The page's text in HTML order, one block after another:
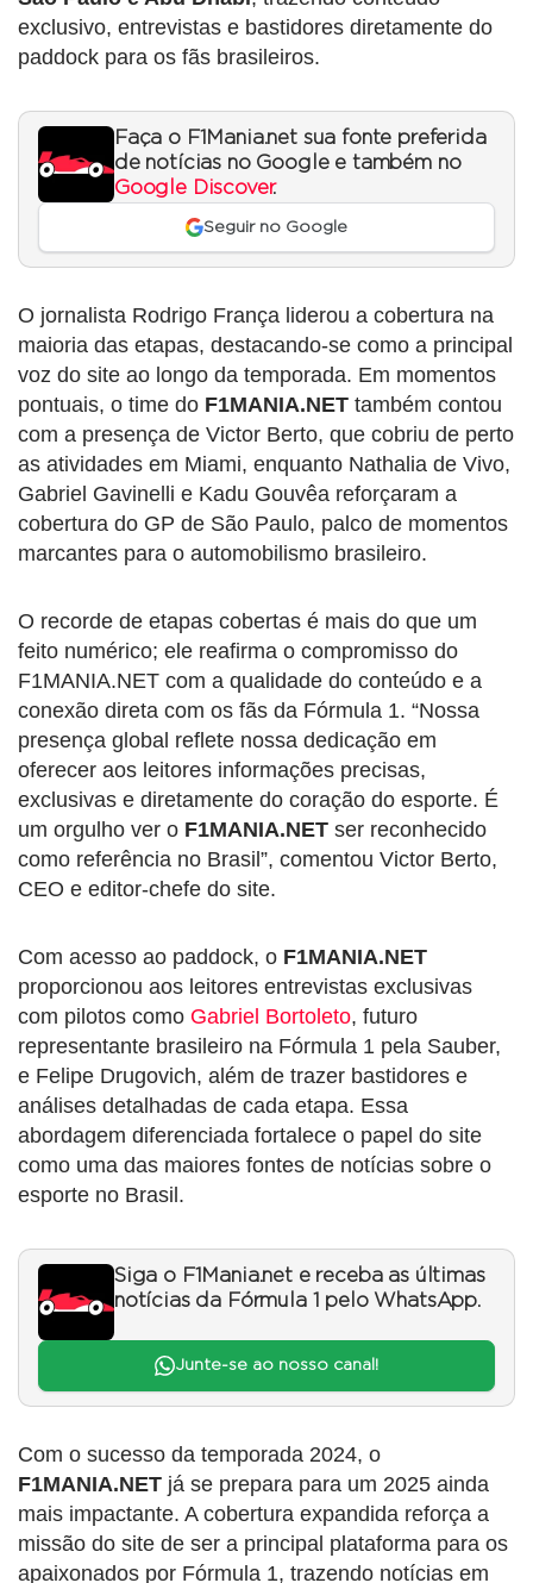
exclusivo, entrevistas e bastidores diretamente do
paddock para os fãs brasileiros.
Faça o F1Mania.net sua fonte preferida
de notícias no Google e também no
Google Discover.
Seguir no Google
O jornalista Rodrigo França liderou a cobertura na
maioria das etapas, destacando-se como a principal
voz do site ao longo da temporada. Em momentos
pontuais, o time do F1MANIA.NET também contou
com a presença de Victor Berto, que cobriu de perto
as atividades em Miami, enquanto Nathalia de Vivo,
Gabriel Gavinelli e Kadu Gouvêa reforçaram a
cobertura do GP de São Paulo, palco de momentos
marcantes para o automobilismo brasileiro.
O recorde de etapas cobertas é mais do que um
feito numérico; ele reafirma o compromisso do
F1MANIA.NET com a qualidade do conteúdo e a
conexão direta com os fãs da Fórmula 1. “Nossa
presença global reflete nossa dedicação em
oferecer aos leitores informações precisas,
exclusivas e diretamente do coração do esporte. É
um orgulho ver o F1MANIA.NET ser reconhecido
como referência no Brasil”, comentou Victor Berto,
CEO e editor-chefe do site.
Com acesso ao paddock, o F1MANIA.NET
proporcionou aos leitores entrevistas exclusivas
com pilotos como Gabriel Bortoleto, futuro
representante brasileiro na Fórmula 1 pela Sauber,
e Felipe Drugovich, além de trazer bastidores e
análises detalhadas de cada etapa. Essa
abordagem diferenciada fortalece o papel do site
como uma das maiores fontes de notícias sobre o
esporte no Brasil.
Siga o F1Mania.net e receba as últimas
notícias da Fórmula 1 pelo WhatsApp.
Junte-se ao nosso canal!
Com o sucesso da temporada 2024, o
F1MANIA.NET já se prepara para um 2025 ainda
mais impactante. A cobertura expandida reforça a
missão do site de ser a principal plataforma para os
apaixonados por Fórmula 1, trazendo notícias em